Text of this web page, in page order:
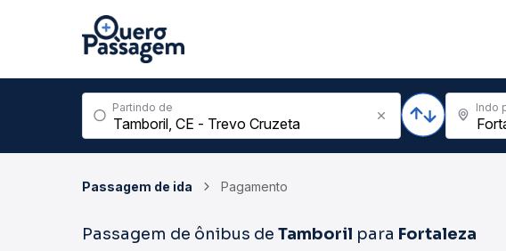
Partindo de Indo
Passagem de ida Pagamento
Passagem de ônibus de Tamboril para Fortaleza